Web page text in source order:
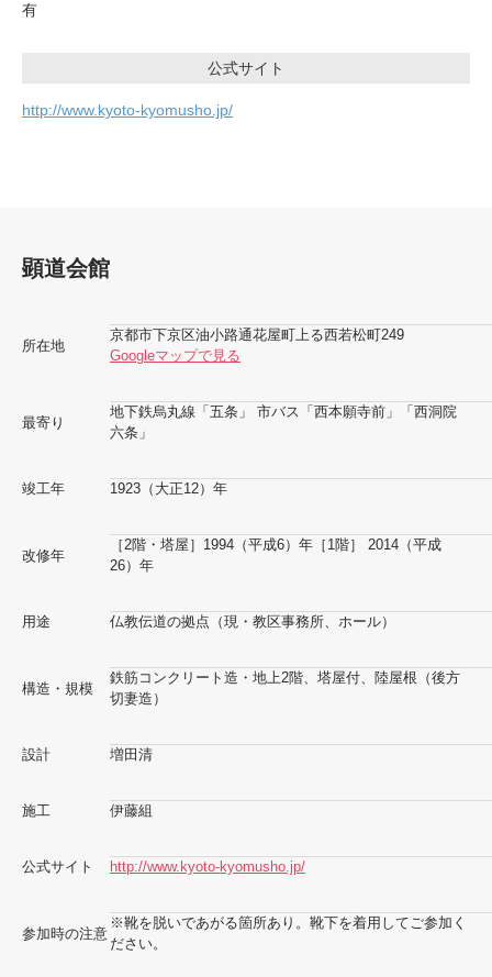
有
公式サイト
http://www.kyoto-kyomusho.jp/
顕道会館
所在地
京都市下京区油小路通花屋町上る西若松町249
Googleマップで見る
最寄り
地下鉄烏丸線「五条」 市バス「西本願寺前」「西洞院
六条」
竣工年 1923（大正12）年
改修年
［2階・塔屋］1994（平成6）年［1階］ 2014（平成
26）年
用途 仏教伝道の拠点（現・教区事務所、ホール）
構造・規模
鉄筋コンクリート造・地上2階、塔屋付、陸屋根（後方
切妻造）
設計 増田清
施工 伊藤組
公式サイト http://www.kyoto-kyomusho.jp/
参加時の注意
※靴を脱いであがる箇所あり。靴下を着用してご参加く
ださい。